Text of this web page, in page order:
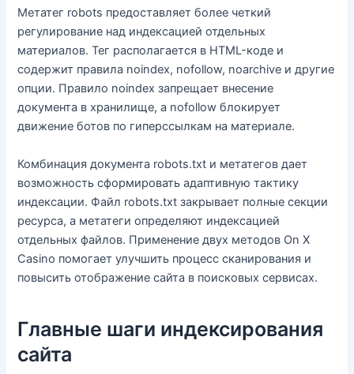
Метатег robots предоставляет более четкий
регулирование над индексацией отдельных
материалов. Тег располагается в HTML-коде и
содержит правила noindex, nofollow, noarchive и другие
опции. Правило noindex запрещает внесение
документа в хранилище, а nofollow блокирует
движение ботов по гиперссылкам на материале.
Комбинация документа robots.txt и метатегов дает
возможность сформировать адаптивную тактику
индексации. Файл robots.txt закрывает полные секции
ресурса, а метатеги определяют индексацией
отдельных файлов. Применение двух методов On X
Casino помогает улучшить процесс сканирования и
повысить отображение сайта в поисковых сервисах.
Главные шаги индексирования
сайта